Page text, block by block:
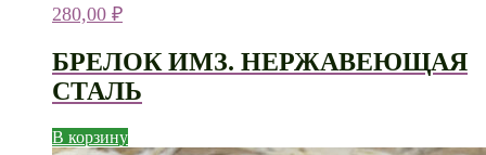
280,00 ₽
БРЕЛОК ИМЗ. НЕРЖАВЕЮЩАЯ
СТАЛЬ
В корзину